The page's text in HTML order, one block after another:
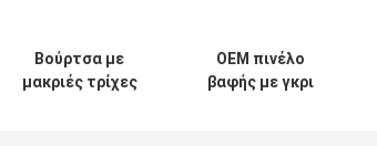
Βούρτσα με
μακριές τρίχες
OEM πινέλο
βαφής με γκρι